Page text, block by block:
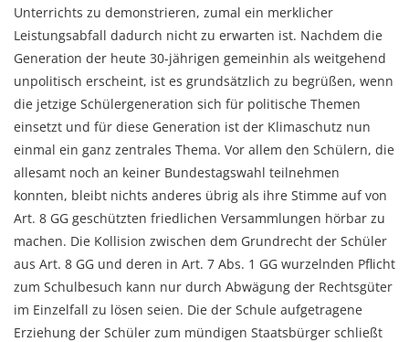
Unterrichts zu demonstrieren, zumal ein merklicher
Leistungsabfall dadurch nicht zu erwarten ist. Nachdem die
Generation der heute 30-jährigen gemeinhin als weitgehend
unpolitisch erscheint, ist es grundsätzlich zu begrüßen, wenn
die jetzige Schülergeneration sich für politische Themen
einsetzt und für diese Generation ist der Klimaschutz nun
einmal ein ganz zentrales Thema. Vor allem den Schülern, die
allesamt noch an keiner Bundestagswahl teilnehmen
konnten, bleibt nichts anderes übrig als ihre Stimme auf von
Art. 8 GG geschützten friedlichen Versammlungen hörbar zu
machen. Die Kollision zwischen dem Grundrecht der Schüler
aus Art. 8 GG und deren in Art. 7 Abs. 1 GG wurzelnden Pflicht
zum Schulbesuch kann nur durch Abwägung der Rechtsgüter
im Einzelfall zu lösen seien. Die der Schule aufgetragene
Erziehung der Schüler zum mündigen Staatsbürger schließt